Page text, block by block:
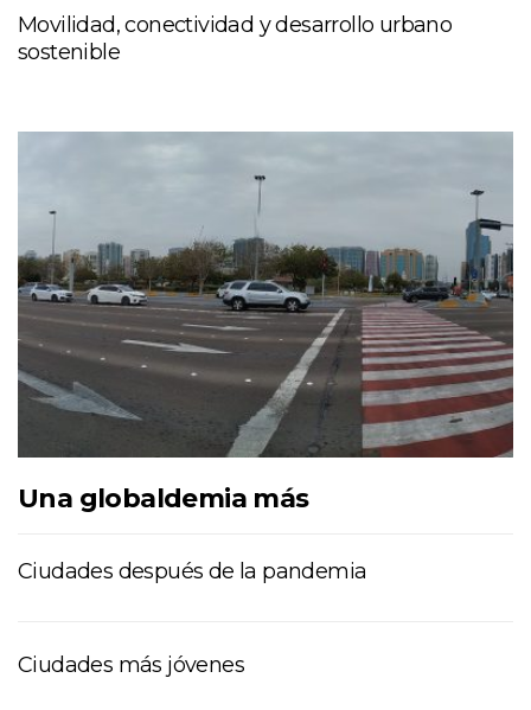
Movilidad, conectividad y desarrollo urbano
sostenible
Una globaldemia más
Ciudades después de la pandemia
Ciudades más jóvenes